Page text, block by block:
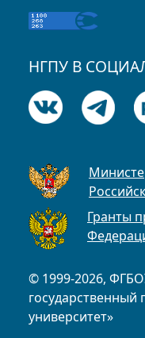
© 1999-2026,
государственный
университет»
НГПУ В
Гранты